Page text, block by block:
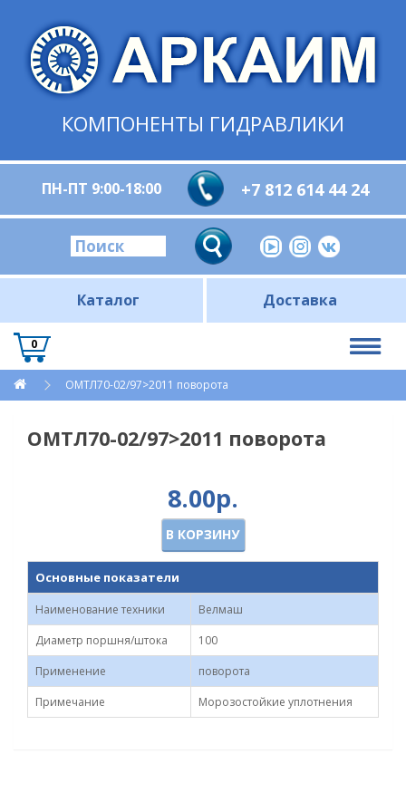
КОМПОНЕНТЫ ГИДРАВЛИКИ
ПН-ПТ 9:00-18:00 +7 812 614 44 24
Каталог Доставка
0
ОМТЛ70-02/97>2011 поворота
ОМТЛ70-02/97>2011 поворота
8.00р.
В КОРЗИНУ
Основные показатели
Наименование техники
Велмаш
Диаметр поршня/штока
100
Применение
поворота
Примечание
Морозостойкие уплотнения